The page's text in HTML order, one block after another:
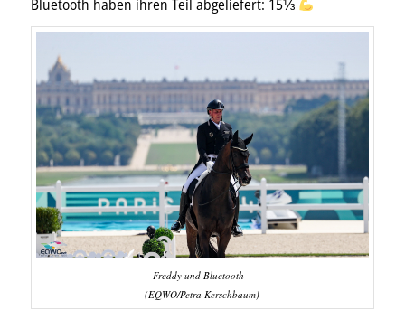
Bluetooth haben ihren Teil abgeliefert: 15⅓
Freddy und Bluetooth –
(EQWO/Petra Kerschbaum)